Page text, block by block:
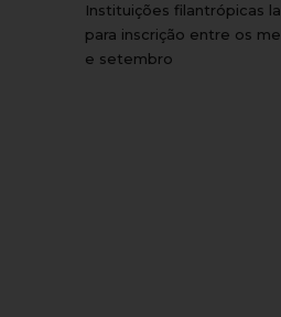
Instituições filantrópicas
para inscrição entre os
e setembro